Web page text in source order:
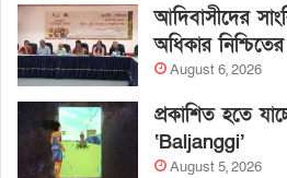
আদিবাসীদের
অধিকার
August 6, 2026
প্রকাশিত হতে
‘Baljanggi’
August 5, 2026